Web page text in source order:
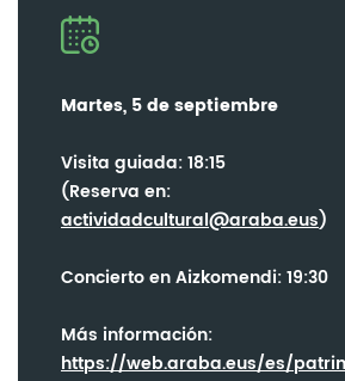
Martes, 5 de septiembre
Visita guiada: 18:15
(Reserva en:
actividadcultural@araba.eus)
Concierto en Aizkomendi: 19:30
Más información:
https://web.araba.eus/es/